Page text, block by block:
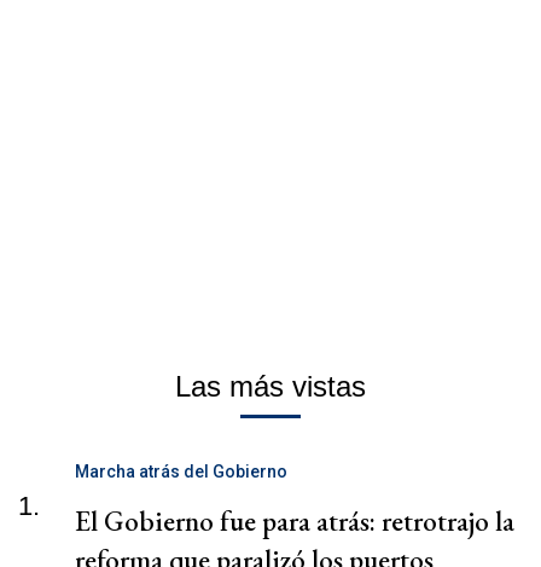
Las más vistas
1.
Marcha atrás del Gobierno
El Gobierno fue para atrás: retrotrajo la